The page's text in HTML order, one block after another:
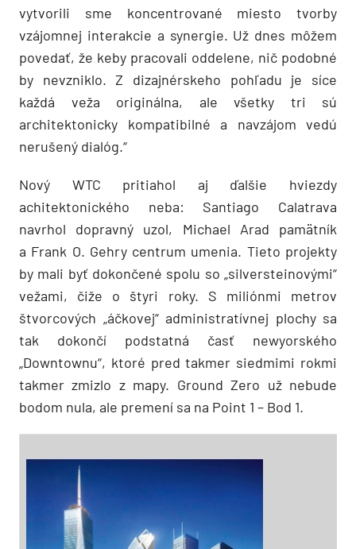
vytvorili sme koncentrované miesto tvorby
vzájomnej interakcie a synergie. Už dnes môžem
povedať, že keby pracovali oddelene, nič podobné
by nevzniklo. Z dizajnérskeho pohľadu je síce
každá veža originálna, ale všetky tri sú
architektonicky kompatibilné a navzájom vedú
nerušený dialóg.“
Nový WTC pritiahol aj ďalšie hviezdy
achitektonického neba: Santiago Calatrava
navrhol dopravný uzol, Michael Arad pamätník
a Frank O. Gehry centrum umenia. Tieto projekty
by mali byť dokončené spolu so „silversteinovými“
vežami, čiže o štyri roky. S miliónmi metrov
štvorcových „áčkovej“ administratívnej plochy sa
tak dokončí podstatná časť newyorského
„Downtownu“, ktoré pred takmer siedmimi rokmi
takmer zmizlo z mapy. Ground Zero už nebude
bodom nula, ale premení sa na Point 1 – Bod 1.